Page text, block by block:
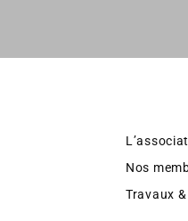
Nos
Travaux